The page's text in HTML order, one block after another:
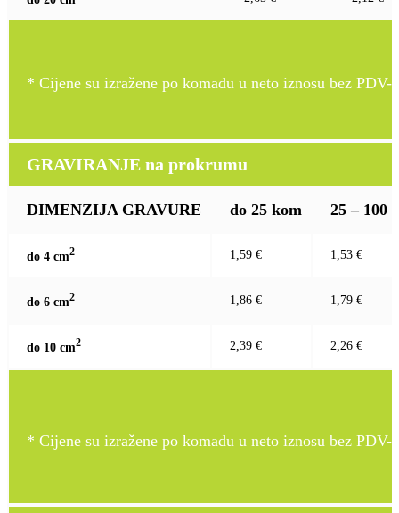
* Cijene su izražene po komadu u neto iznosu bez PDV-
GRAVIRANJE na prokrumu
DIMENZIJA GRAVURE do 25 kom 25 – 100
do 4 cm2 1,59 € 1,53 €
do 6 cm2 1,86 € 1,79 €
do 10 cm2 2,39 € 2,26 €
* Cijene su izražene po komadu u neto iznosu bez PDV-